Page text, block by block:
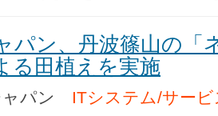
パン、丹波篠山の「
る田植えを実施
ャパン ITシステム/サービ